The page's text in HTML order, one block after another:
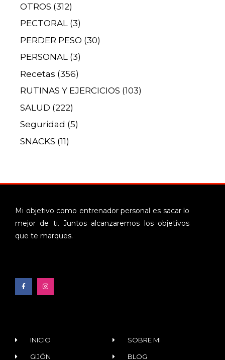
OTROS (312)
PECTORAL (3)
PERDER PESO (30)
PERSONAL (3)
Recetas (356)
RUTINAS Y EJERCICIOS (103)
SALUD (222)
Seguridad (5)
SNACKS (11)
Mi objetivo como entrenador personal es sacar lo
mejor de ti. Juntos alcanzaremos los objetivos
que te marques.
INICIO
GIJÓN
SOBRE MI
BLOG